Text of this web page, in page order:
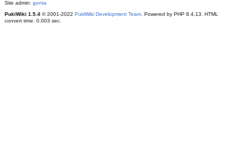
Site admin: gonta
PukiWiki 1.5.4© 2001-2022 PukiWiki Development Team. Powered by PHP 8.4.13. HTML
convert time: 0.003 sec.